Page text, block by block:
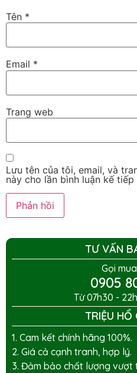
Tên *
Email *
Trang web
Lưu tên của tôi, email, và
này cho lần bình luận kế tiếp
TƯ VẤN
Gọi
0905
Từ 07h30 -
TRIỆU HỔ
1. Cam kết chính hãng 100%.
2. Giá cả cạnh tranh, hợp lý.
3. Đảm bảo chất lượng vượt